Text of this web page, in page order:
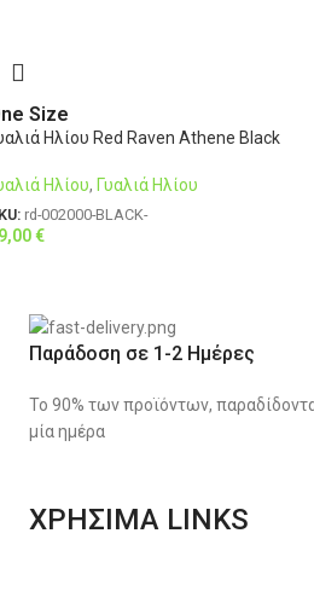
Size
Ηλίου Red Raven Athene Black
Ηλίου, Γυαλιά Ηλίου
rd-002000-BLACK-
€
Παράδοση σε 1-2 Ημέρες
Το 90% των προϊόντων,
μία ημέρα
ΧΡΗΣΙΜΑ LINKS